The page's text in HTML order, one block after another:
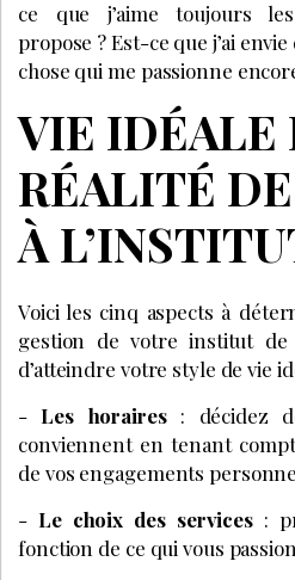
ce que j’aime toujours
propose ? Est-ce que j’ai
chose qui me passionne
VIE IDÉALE
RÉALITÉ
À
Voici les cinq aspects à
gestion de votre institut de
d’atteindre votre style de vie
- Les horaires: décidez
conviennent en tenant
de vos engagements
-Le choix des services :
fonction de ce qui vous